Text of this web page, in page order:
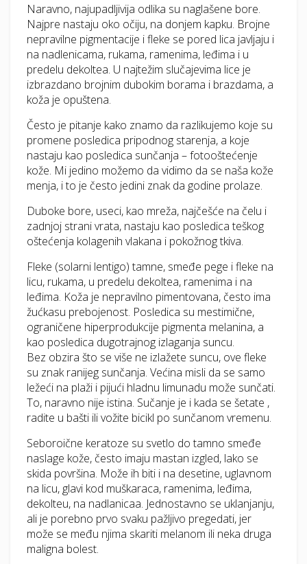
Naravno, najupadljivija odlika su naglašene bore.
Najpre nastaju oko očiju, na donjem kapku. Brojne
nepravilne pigmentacije i fleke se pored lica javljaju i
na nadlenicama, rukama, ramenima, leđima i u
predelu dekoltea. U najtežim slučajevima lice je
izbrazdano brojnim dubokim borama i brazdama, a
koža je opuštena.
Često je pitanje kako znamo da razlikujemo koje su
promene posledica pripodnog starenja, a koje
nastaju kao posledica sunčanja – fotooštećenje
kože. Mi jedino možemo da vidimo da se naša kože
menja, i to je često jedini znak da godine prolaze.
Duboke bore, useci, kao mreža, najčešće na čelu i
zadnjoj strani vrata, nastaju kao posledica teškog
oštećenja kolagenih vlakana i pokožnog tkiva.
Fleke (solarni lentigo) tamne, smeđe pege i fleke na
licu, rukama, u predelu dekoltea, ramenima i na
leđima. Koža je nepravilno pimentovana, često ima
žućkasu prebojenost. Posledica su mestimične,
ograničene hiperprodukcije pigmenta melanina, a
kao posledica dugotrajnog izlaganja suncu.
Bez obzira što se više ne izlažete suncu, ove fleke
su znak ranijeg sunčanja. Većina misli da se samo
ležeći na plaži i pijući hladnu limunadu može sunčati.
To, naravno nije istina. Sučanje je i kada se šetate ,
radite u bašti ili vožite bicikl po sunčanom vremenu.
Seboroične keratoze su svetlo do tamno smeđe
naslage kože, često imaju mastan izgled, lako se
skida površina. Može ih biti i na desetine, uglavnom
na licu, glavi kod muškaraca, ramenima, leđima,
dekolteu, na nadlanicaa. Jednostavno se uklanjanju,
ali je porebno prvo svaku pažljivo pregedati, jer
može se među njima skariti melanom ili neka druga
maligna bolest.